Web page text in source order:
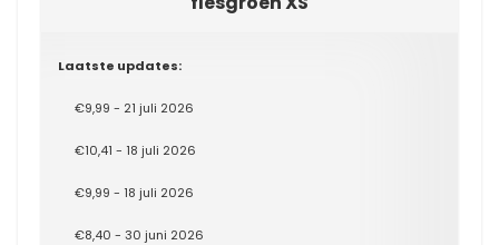
Laatste updates:
€9,99 - 21 juli 2026
€10,41 - 18 juli 2026
€9,99 - 18 juli 2026
€8,40 - 30 juni 2026